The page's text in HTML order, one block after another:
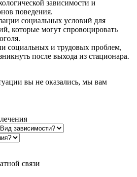
зависимости и
поведения.
социальных условий для
которые могут спровоцировать
социальных и трудовых проблем,
после выхода из стационара.
вы не оказались, мы вам
связи